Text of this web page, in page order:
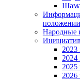
положении
Народные
2023
2024
2025
2026